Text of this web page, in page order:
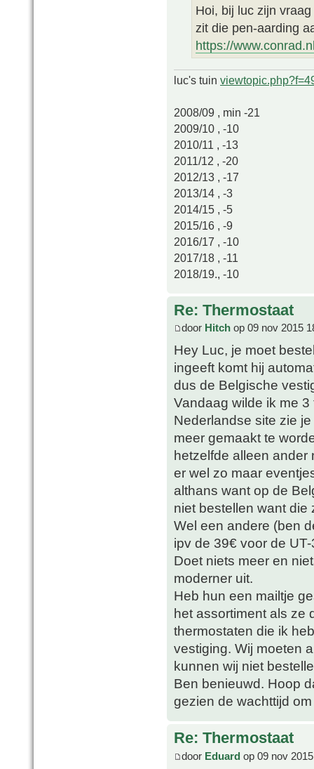
Hoi, bij luc zijn
zit die pen-aarding
https://
luc's tuin
2008/09 , min -21
2009/10 , -10
2010/11 , -13
2011/12 , -20
2012/13 , -17
2013/14 , -3
2014/15 , -5
2015/16 , -9
2016/17 , -10
2017/18 , -11
2018/19., -10
Re: Thermostaat
door Hitch op 09 nov 2015
Hey Luc, je moet
ingeeft komt hij
dus de Belgische
Vandaag wilde ik me
Nederlandse site zie
meer gemaakt te
hetzelfde alleen ander
er wel zo maar
althans want op de
niet bestellen want die
Wel een andere (ben
ipv de 39€ voor de
Doet niets meer en
moderner uit.
Heb hun een mailtje
het assortiment als ze
thermostaten die ik
vestiging. Wij moeten
kunnen wij niet
Ben benieuwd. Hoop
gezien de wachttijd
Re: Thermostaat
door Eduard op 09 nov